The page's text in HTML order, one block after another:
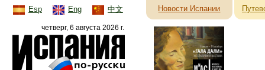
Esp Eng 中文 Новости Испании
четверг, 6 августа 2026 г.